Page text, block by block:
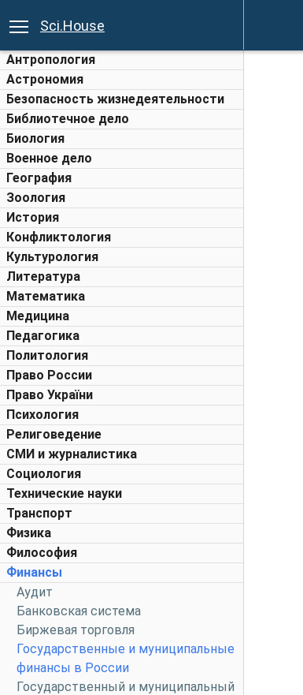
Sci.House
Антропология
Астрономия
Безопасность жизнедеятельности
Библиотечное дело
Биология
Военное дело
География
Зоология
История
Конфликтология
Культурология
Литература
Математика
Медицина
Педагогика
Политология
Право России
Право України
Психология
Религоведение
СМИ и журналистика
Социология
Технические науки
Транспорт
Физика
Философия
Финансы
Аудит
Банковская система
Биржевая торговля
Государственные и муниципальные
финансы в России
Государственный и муниципальный